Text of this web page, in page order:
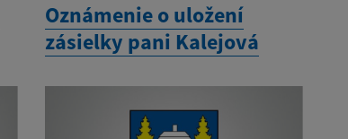
Oznámenie o uložení
zásielky pani Kalejová